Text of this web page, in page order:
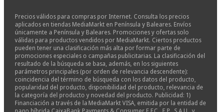
Precios válidos para compras por Internet. Consulta los precios
aplicados en tiendas MediaMarkt en Península y Baleares. Envíos
únicamente a Península y Baleares. Promociones y ofertas solo
válidas para productos vendidos por MediaMarkt. Ciertos productos
pueden tener una clasificación más alta por formar parte de
promociones especiales o campañas publicitarias. La clasificación del
resultado de la búsqueda se basa, además, en los siguientes
parámetros principales (por orden de relevancia descendente):
coincidencia del término de búsqueda con los datos del producto,
popularidad del producto, disponibilidad del producto, relevancia de
la categoría del producto y novedad del producto. Publicidad: 1)
Financiación a través de la MediaMarkt VISA, emitida por la entidad de